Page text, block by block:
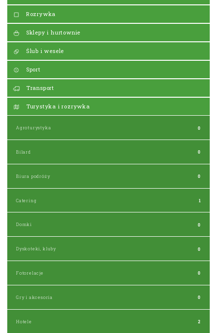
Rozrywka
Sklepy i hurtownie
Ślub i wesele
Sport
Transport
Turystyka i rozrywka
Agroturystyka 0
Bilard 0
Biura podróży 0
Catering 1
Domki 0
Dyskoteki, kluby 0
Fotorelacje 0
Gry i akcesoria 0
Hotele 2